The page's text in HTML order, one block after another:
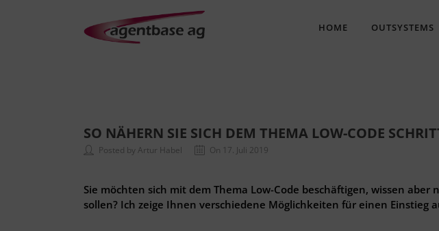
HOME OUTSYSTEMS
SO NÄHERN SIE SICH DEM THEMA LOW-CODE
Posted by Artur Habel On 17. Juli 2019
Sie möchten sich mit dem Thema Low-Code beschäftigen, wissen
sollen? Ich zeige Ihnen verschiedene Möglichkeiten für einen Einstieg